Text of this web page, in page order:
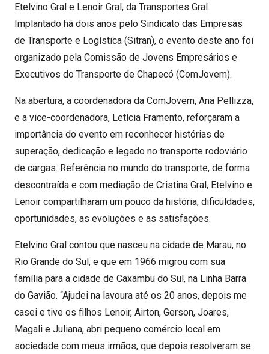
Etelvino Gral e Lenoir Gral, da Transportes Gral.
Implantado há dois anos pelo Sindicato das Empresas
de Transporte e Logística (Sitran), o evento deste ano foi
organizado pela Comissão de Jovens Empresários e
Executivos do Transporte de Chapecó (ComJovem).
Na abertura, a coordenadora da ComJovem, Ana Pellizza,
e a vice-coordenadora, Letícia Framento, reforçaram a
importância do evento em reconhecer histórias de
superação, dedicação e legado no transporte rodoviário
de cargas. Referência no mundo do transporte, de forma
descontraída e com mediação de Cristina Gral, Etelvino e
Lenoir compartilharam um pouco da história, dificuldades,
oportunidades, as evoluções e as satisfações.
Etelvino Gral contou que nasceu na cidade de Marau, no
Rio Grande do Sul, e que em 1966 migrou com sua
família para a cidade de Caxambu do Sul, na Linha Barra
do Gavião. “Ajudei na lavoura até os 20 anos, depois me
casei e tive os filhos Lenoir, Airton, Gerson, Joares,
Magali e Juliana, abri pequeno comércio local em
sociedade com meus irmãos, que depois resolveram se